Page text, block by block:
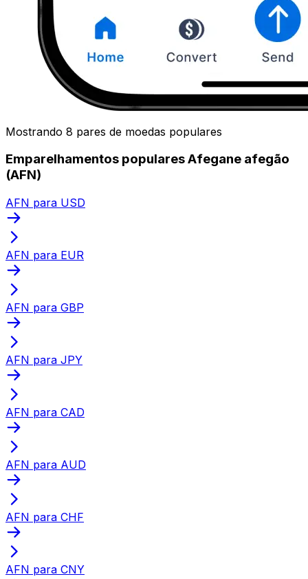
Mostrando 8 pares de moedas populares
Emparelhamentos populares Afegane afegão
(AFN)
AFN para USD
AFN para EUR
AFN para GBP
AFN para JPY
AFN para CAD
AFN para AUD
AFN para CHF
AFN para CNY